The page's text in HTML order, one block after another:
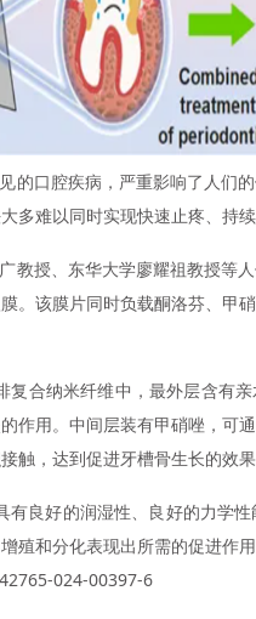
的口腔疾病，严重影响了人们
多难以同时实现快速止疼、持
教授、东华大学廖耀祖教授等
。该膜片同时负载酮洛芬、甲
复合纳米纤维中，最外层含有
作用。中间层装有甲硝唑，可
触，达到促进牙槽骨生长的效
有良好的润湿性、良好的力学
殖和分化表现出所需的促进作
024-00397-6